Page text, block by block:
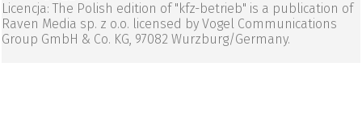
Licencja: The Polish edition of "kfz-betrieb" is a publication of
Raven Media sp. z o.o. licensed by Vogel Communications
Group GmbH & Co. KG, 97082 Wurzburg/Germany.